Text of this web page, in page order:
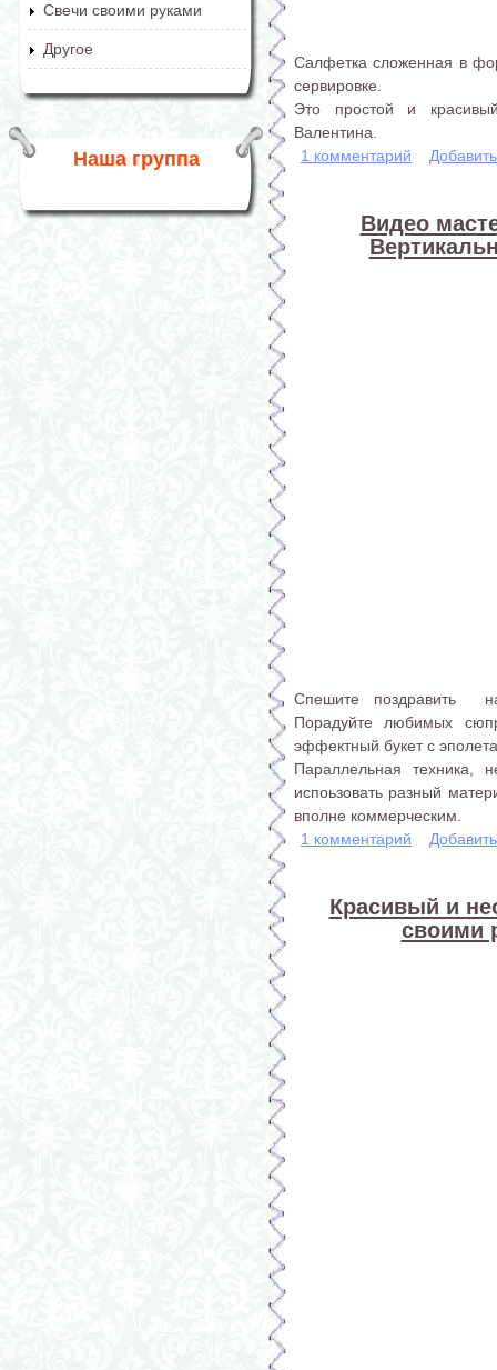
Свечи своими руками
Другое
Наша группа
Салфетка сложенная в
сервировке.
Это простой и
Валентина.
1 комментарий
Видео
Спешите поздравить
Порадуйте любимых
эффектный букет с
Параллельная техника,
испоьзовать разный
вполне коммерческим.
1 комментарий
Красивый и
своими